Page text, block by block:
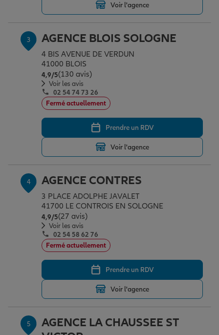
Assurance scolaire
Protection juridique
Retraite
Tous nos devis d'assurance
Voir l'agence
3 AGENCE BLOIS SOLOGNE
4 BIS AVENUE DE VERDUN
41000 BLOIS
4,9/5Note de 4.9 sur 5
(130 avis)
Voir les avis
02 54 74 73 26
Fermé actuellement
Prendre un RDV
Voir l'agence
4 AGENCE CONTRES
3 PLACE ADOLPHE JAVALET
41700 LE CONTROIS EN SOLOGNE
4,9/5Note de 4.9 sur 5
(27 avis)
Voir les avis
02 54 58 62 76
Fermé actuellement
Prendre un RDV
Voir l'agence
5
AGENCE LA CHAUSSEE ST